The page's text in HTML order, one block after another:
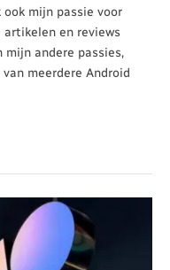
mijn passie voor
en reviews
mijn andere passies,
meerdere Android